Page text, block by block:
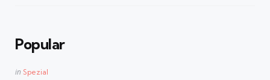
Popular
Posted
in Spezial